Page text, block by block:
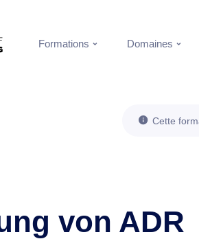
Formations Domaines
Cette
von ADR